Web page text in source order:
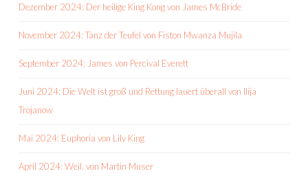
Dezember 2024: Der heilige King Kong von James McBride
November 2024: Tanz der Teufel von Fiston Mwanza Mujila
September 2024: James von Percival Everett
Juni 2024: Die Welt ist groß und Rettung lauert überall von Ilija
Trojanow
Mai 2024: Euphoria von Lily King
April 2024: Weil. von Martin Muser